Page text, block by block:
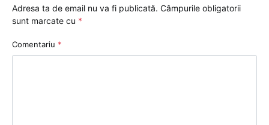
Adresa ta de email nu va fi publicată. Câmpurile obligatorii
sunt marcate cu *
Comentariu *